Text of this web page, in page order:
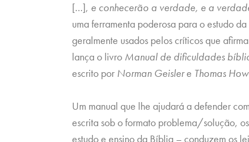
[…], e conhecerão a verdade, e a
uma ferramenta poderosa para o estudo
geralmente usados pelos críticos que
lança o livro Manual de dificuldades
escrito por Norman Geislere Thomas
Um manual que lhe ajudará a defender
escrita sob o formato problema/solução,
estudo e ensino da Bíblia – conduzem os